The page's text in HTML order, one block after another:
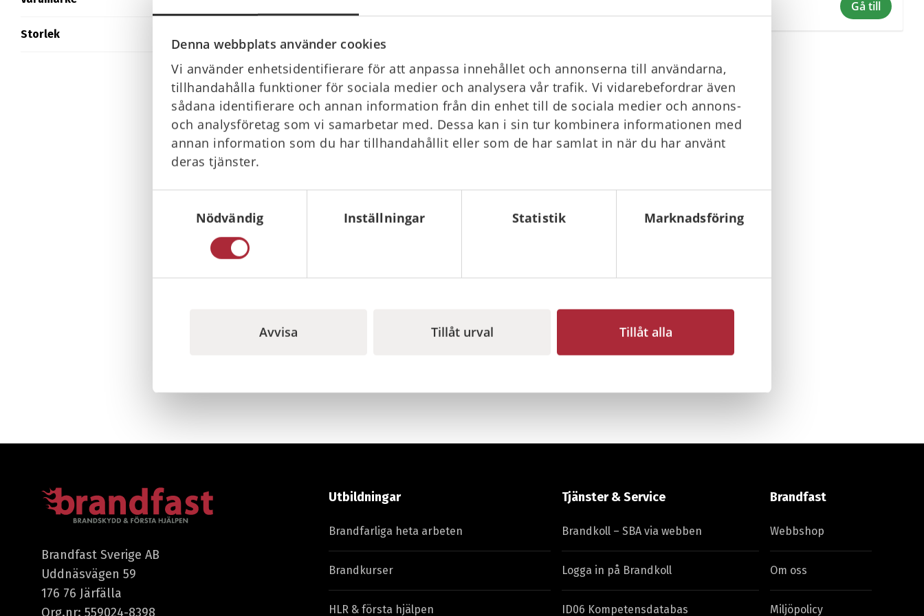
Denna webbplats använder cookies
Vi använder enhetsidentifierare för att anpassa innehållet och annonserna till användarna,
tillhandahålla funktioner för sociala medier och analysera vår trafik. Vi vidarebefordrar även
sådana identifierare och annan information från din enhet till de sociala medier och annons-
och analysföretag som vi samarbetar med. Dessa kan i sin tur kombinera informationen med
annan information som du har tillhandahållit eller som de har samlat in när du har använt
deras tjänster.
Nödvändig
Inställningar Statistik Marknadsföring
Avvisa Tillåt urval Tillåt alla
Storlek
Gå till
Slut i lager
fordonsfäste, Vit
Sida 1 av 1
sida sidan
Brandfast Sverige AB
Uddnäsvägen 59
176 76 Järfälla
Org.nr: 559024-8398
Utbildningar
Brandfarliga heta arbeten
Brandkurser
HLR & första hjälpen
Tjänster & Service
Brandkoll – SBA via webben
Logga in på Brandkoll
ID06 Kompetensdatabas
Brandfast
Webbshop
Om oss
Miljöpolicy